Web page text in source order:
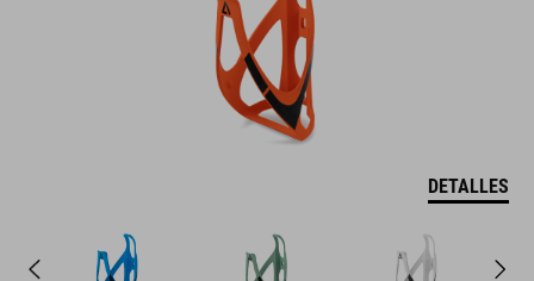
DETALLES